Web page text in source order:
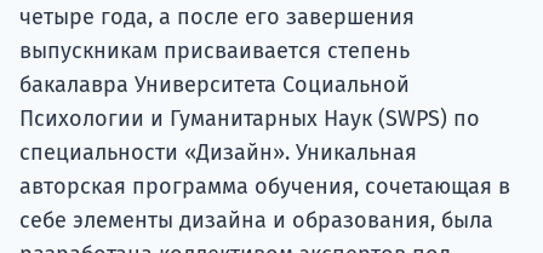
четыре года, а после его завершения
выпускникам присваивается степень
бакалавра Университета Социальной
Психологии и Гуманитарных Наук (SWPS) по
специальности «Дизайн». Уникальная
авторская программа обучения, сочетающая в
себе элементы дизайна и образования, была